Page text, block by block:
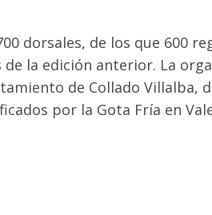
dorsales, de los que 600
la edición anterior. La
de Collado Villalba,
por la Gota Fría en